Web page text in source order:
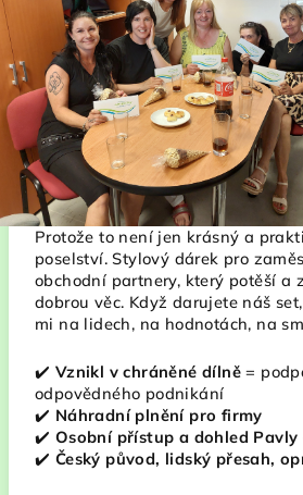
Protože to není jen krásný a
poselství. Stylový dárek pro
obchodní partnery, který potěší a
dobrou věc. Když darujete náš
mi na lidech, na hodnotách, na
✔️ Vznikl v chráněné dílně =
odpovědného podnikání
✔️ Náhradní plnění pro firmy
✔️ Osobní přístup a dohled Pavly
✔️ Český původ, lidský přesah,